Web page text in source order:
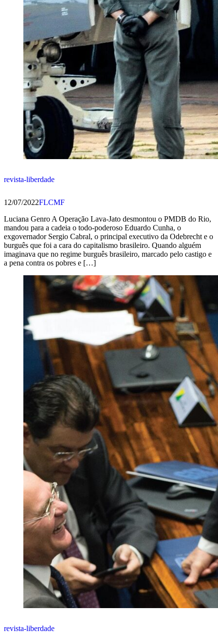
revista-liberdade
12/07/2022FLCMF
Luciana Genro A Operação Lava-Jato desmontou o PMDB do Rio,
mandou para a cadeia o todo-poderoso Eduardo Cunha, o
exgovernador Sergio Cabral, o principal executivo da Odebrecht e o
burguês que foi a cara do capitalismo brasileiro. Quando alguém
imaginava que no regime burguês brasileiro, marcado pelo castigo e
a pena contra os pobres e […]
revista-liberdade